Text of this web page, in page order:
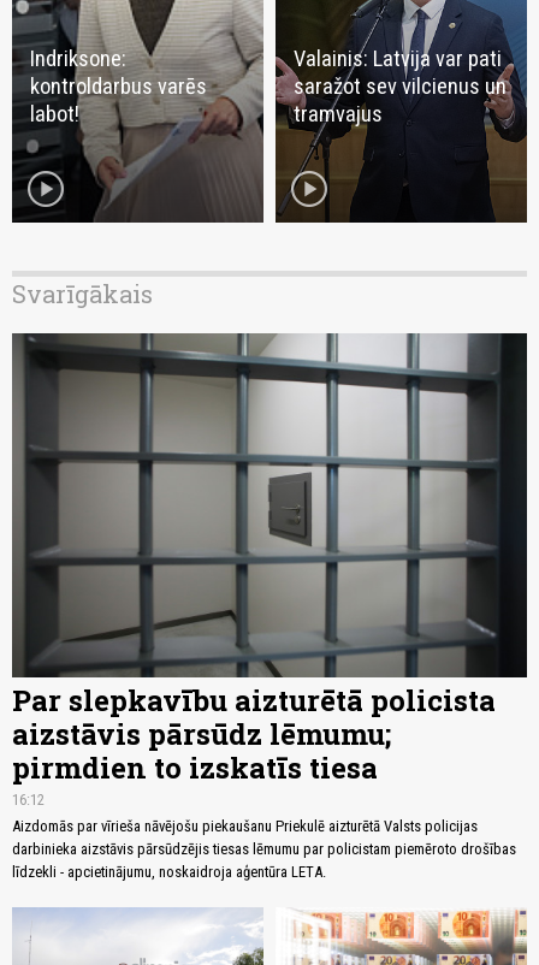
Indriksone:
kontroldarbus varēs
labot!
play_circle
Valainis: Latvija var pati
saražot sev vilcienus un
tramvajus
play_circle
Svarīgākais
Par slepkavību aizturētā policista
aizstāvis pārsūdz lēmumu;
pirmdien to izskatīs tiesa
16:12
Aizdomās par vīrieša nāvējošu piekaušanu Priekulē aizturētā Valsts policijas
darbinieka aizstāvis pārsūdzējis tiesas lēmumu par policistam piemēroto drošības
līdzekli - apcietinājumu, noskaidroja aģentūra LETA.